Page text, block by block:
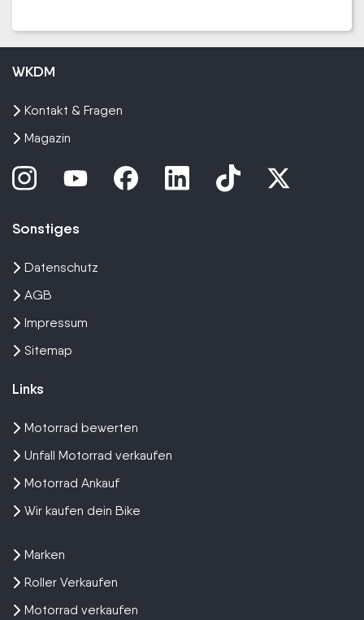
WKDM
Kontakt & Fragen
Magazin
Sonstiges
Datenschutz
AGB
Impressum
Sitemap
Links
Motorrad bewerten
Unfall Motorrad verkaufen
Motorrad Ankauf
Wir kaufen dein Bike
Marken
Roller Verkaufen
Motorrad verkaufen